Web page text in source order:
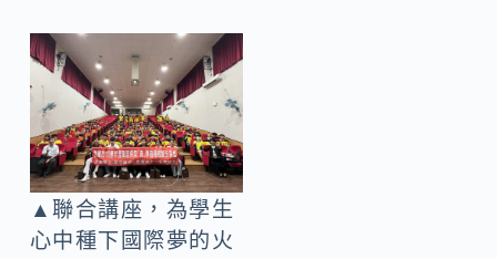
▲聯合講座，為學生
心中種下國際夢的火